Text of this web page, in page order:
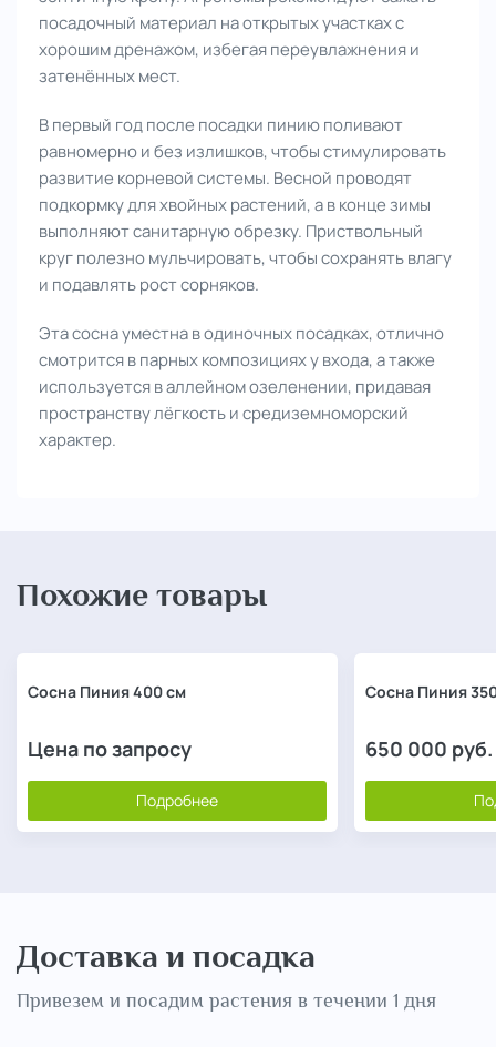
посадочный материал на открытых участках с
хорошим дренажом, избегая переувлажнения и
затенённых мест.
В первый год после посадки пинию поливают
равномерно и без излишков, чтобы стимулировать
развитие корневой системы. Весной проводят
подкормку для хвойных растений, а в конце зимы
выполняют санитарную обрезку. Приствольный
круг полезно мульчировать, чтобы сохранять влагу
и подавлять рост сорняков.
Эта сосна уместна в одиночных посадках, отлично
смотрится в парных композициях у входа, а также
используется в аллейном озеленении, придавая
пространству лёгкость и средиземноморский
характер.
Похожие товары
Сосна Пиния 400 см
Цена по запросу
Подробнее
Сосна Пиния
650 000 руб.
Доставка и посадка
Привезем и посадим растения в течении 1 дня